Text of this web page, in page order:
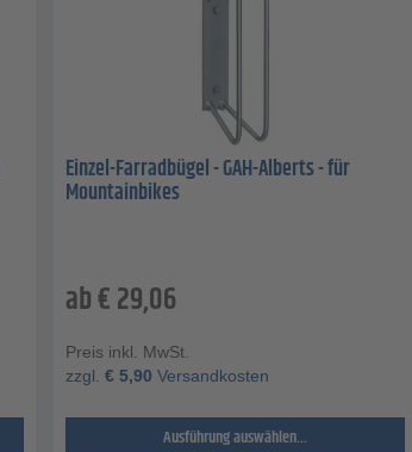
Einzel-Farradbügel - GAH-Alberts - für
Mountainbikes
ab€29,06
Preis inkl. MwSt.
zzgl. € 5,90 Versandkosten
Ausführung auswählen...